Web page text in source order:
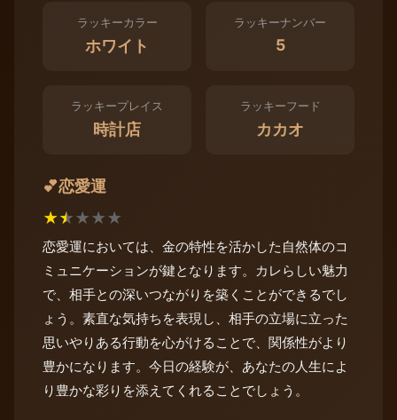
ラッキーカラー
ホワイト
ラッキーナンバー
5
ラッキープレイス
時計店
ラッキーフード
カカオ
💕恋愛運
★★★★★
恋愛運においては、金の特性を活かした自然体のコ
ミュニケーションが鍵となります。カレらしい魅力
で、相手との深いつながりを築くことができるでし
ょう。素直な気持ちを表現し、相手の立場に立った
思いやりある行動を心がけることで、関係性がより
豊かになります。今日の経験が、あなたの人生によ
り豊かな彩りを添えてくれることでしょう。